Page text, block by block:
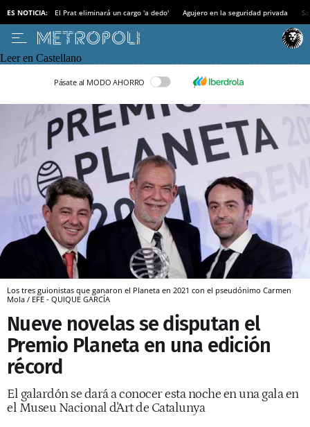
ES NOTICIA: El Prat eliminará un cargo 'a dedo' Agujero en la seguridad privada
Leer en Castellano
Pásate al MODO AHORRO
Los tres guionistas que ganaron el Planeta en 2021 con el pseudónimo Carmen
Mola / EFE - QUIQUE GARCÍA
Nueve novelas se disputan el
Premio Planeta en una edición
récord
El galardón se dará a conocer esta noche en una gala en
el Museu Nacional d'Art de Catalunya